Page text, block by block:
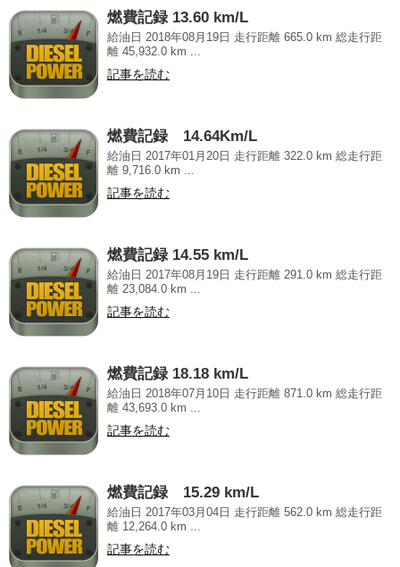
燃費記録 13.60 km/L
給油日 2018年08月19日 走行距離 665.0 km 総走行距
離 45,932.0 km ...
記事を読む
燃費記録 14.64Km/L
給油日 2017年01月20日 走行距離 322.0 km 総走行距
離 9,716.0 km ...
記事を読む
燃費記録 14.55 km/L
給油日 2017年08月19日 走行距離 291.0 km 総走行距
離 23,084.0 km ...
記事を読む
燃費記録 18.18 km/L
給油日 2018年07月10日 走行距離 871.0 km 総走行距
離 43,693.0 km ...
記事を読む
燃費記録 15.29 km/L
給油日 2017年03月04日 走行距離 562.0 km 総走行距
離 12,264.0 km ...
記事を読む